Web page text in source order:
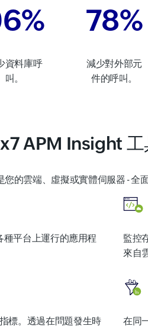
資料庫呼
叫。
78%
減少對外部元
件的呼叫。
APM Insight 工
您的雲端、虛擬或實體伺服器 - 全
種平台上運行的應用程
監控
來自
標。透過在問題發生時
在同